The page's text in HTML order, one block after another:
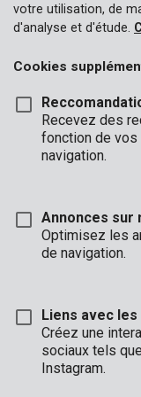
Aucune
les informations
engager VARO
Mentions
Les éléments
l’exception de
L’information
avec soin et
garantir
et/ou adaptées.
éventuels avec
Toutes les
votre utilisation, de
d'analyse et d'étude.
Cookies
Recevez des
fonction de
navigation.
Annonces sur
Optimisez les
de navigation.
Liens avec
Créez une
sociaux tels
Instagram.